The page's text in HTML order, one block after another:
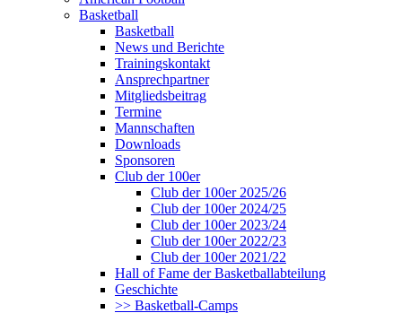
Basketball
Basketball
News und Berichte
Trainingskontakt
Ansprechpartner
Mitgliedsbeitrag
Termine
Mannschaften
Downloads
Sponsoren
Club der 100er
Club der 100er 2025/26
Club der 100er 2024/25
Club der 100er 2023/24
Club der 100er 2022/23
Club der 100er 2021/22
Hall of Fame der Basketballabteilung
Geschichte
>> Basketball-Camps